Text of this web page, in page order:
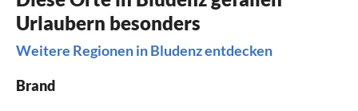
Urlaubern besonders
Weitere Regionen in Bludenz entdecken
Brand